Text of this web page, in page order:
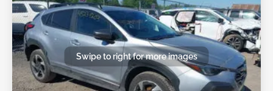
Swipe to right for more images